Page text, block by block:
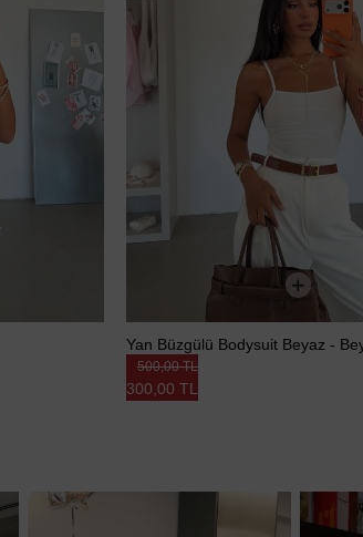
Yan Büzgülü Bodysuit Beyaz -
300,00 TL
500,00 TL